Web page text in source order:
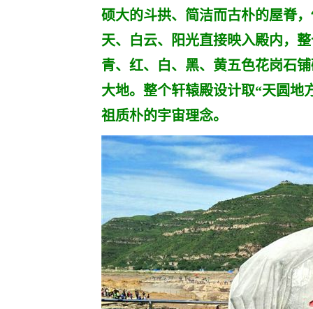
硕大的斗拱、简洁而古朴的屋脊
天、白云、阳光直接映入殿内，
青、红、白、黑、黄五色花岗石
大地。整个轩辕殿设计取“天圆地
祖质朴的宇宙理念。